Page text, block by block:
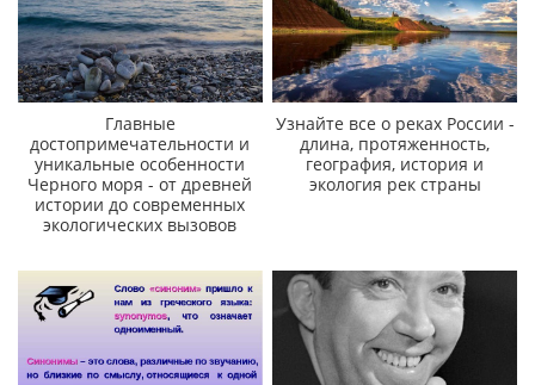
Главные
достопримечательности и
уникальные особенности
Черного моря - от древней
истории до современных
экологических вызовов
Узнайте все о реках России -
длина, протяженность,
география, история и
экология рек страны